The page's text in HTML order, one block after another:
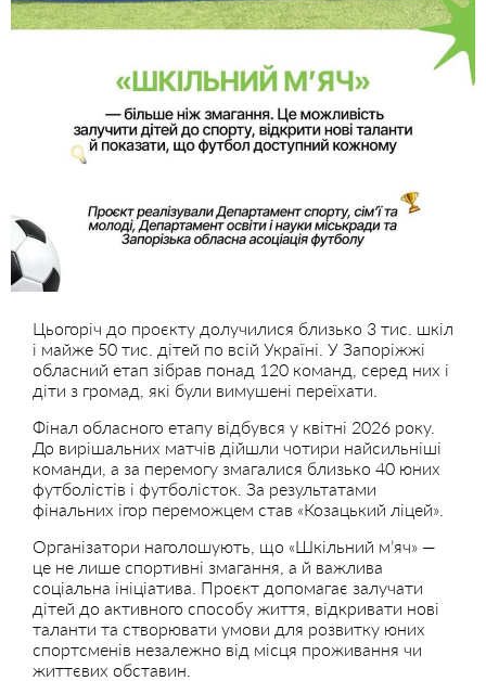
Цьогоріч до проєкту долучилися близько 3 тис. шкіл
і майже 50 тис. дітей по всій Україні. У Запоріжжі
обласний етап зібрав понад 120 команд, серед них і
діти з громад, які були вимушені переїхати.
Фінал обласного етапу відбувся у квітні 2026 року.
До вирішальних матчів дійшли чотири найсильніші
команди, а за перемогу змагалися близько 40 юних
футболістів і футболісток. За результатами
фінальних ігор переможцем став «Козацький ліцей».
Організатори наголошують, що «Шкільний м’яч» —
це не лише спортивні змагання, а й важлива
соціальна ініціатива. Проєкт допомагає залучати
дітей до активного способу життя, відкривати нові
таланти та створювати умови для розвитку юних
спортсменів незалежно від місця проживання чи
життєвих обставин.